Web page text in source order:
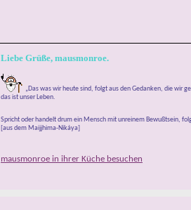
Liebe Grüße, mausmonroe.
„Das was wir heute sind, folgt aus den Gedanken, die wir
das ist unser Leben.
Spricht oder handelt drum ein Mensch mit unreinem Bewußtsein,
[aus dem Maijjhima-Nikáya]
mausmonroe in ihrer Küche besuchen